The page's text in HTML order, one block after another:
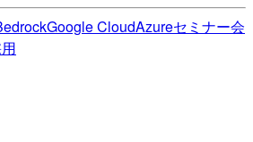
Google CloudAzureセミナー会